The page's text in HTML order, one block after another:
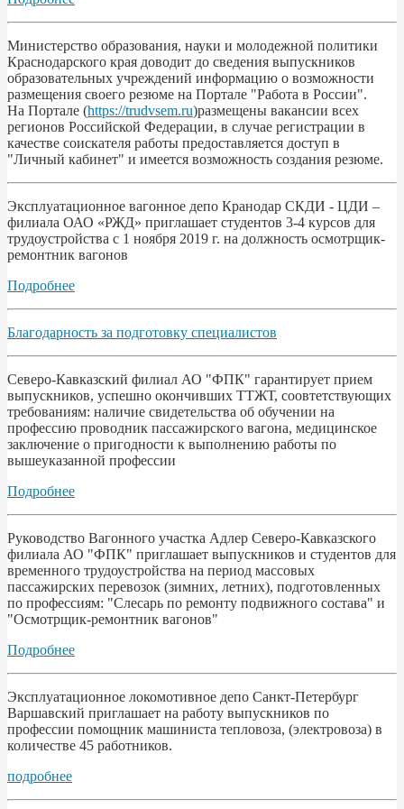
Министерство образования, науки и молодежной политики
Краснодарского края доводит до сведения выпускников
образовательных учреждений информацию о возможности
размещения своего резюме на Портале "Работа в России".
На Портале (https://trudvsem.ru)размещены вакансии всех
регионов Российской Федерации, в случае регистрации в
качестве соискателя работы предоставляется доступ в
"Личный кабинет" и имеется возможность создания резюме.
Эксплуатационное вагонное депо Кранодар СКДИ - ЦДИ –
филиала ОАО «РЖД» приглашает студентов 3-4 курсов для
трудоустройства с 1 ноября 2019 г. на должность осмотрщик-
ремонтник вагонов
Подробнее
Благодарность за подготовку специалистов
Северо-Кавказский филиал АО "ФПК" гарантирует прием
выпускников, успешно окончивших ТТЖТ, соовтетствующих
требованиям: наличие свидетельства об обучении на
профессию проводник пассажирского вагона, медицинское
заключение о пригодности к выполнению работы по
вышеуказанной профессии
Подробнее
Руководство Вагонного участка Адлер Северо-Кавказского
филиала АО "ФПК" приглашает выпускников и студентов для
временного трудоустройства на период массовых
пассажирских перевозок (зимних, летних), подготовленных
по профессиям: "Слесарь по ремонту подвижного состава" и
"Осмотрщик-ремонтник вагонов"
Подробнее
Эксплуатационное локомотивное депо Санкт-Петербург
Варшавский приглашает на работу выпускников по
профессии помощник машиниста тепловоза, (электровоза) в
количестве 45 работников.
подробнее